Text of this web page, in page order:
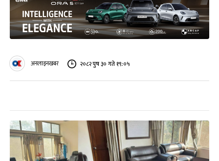
अनलाइनखबर २०८२ पुष ३० गते १९:०५